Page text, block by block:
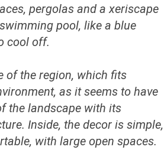
pergolas and a xeriscape
pool, like a blue
cool off.
of the region, which fits
as it seems to have
the landscape with its
Inside, the decor is simple,
with large open spaces.